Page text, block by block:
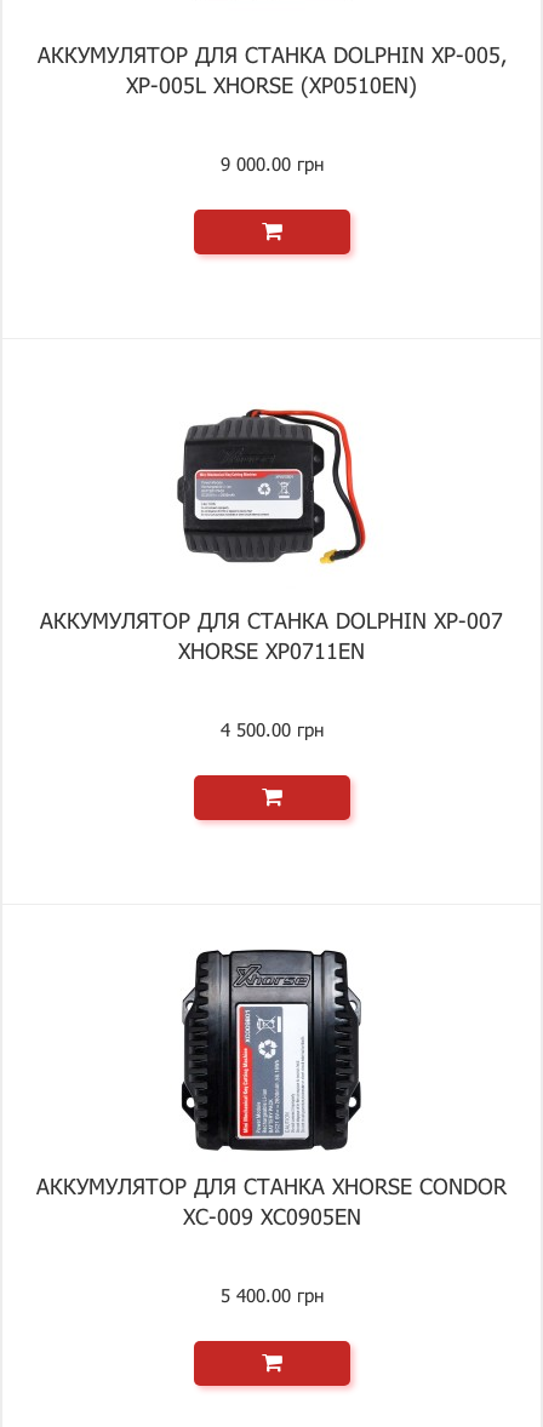
АККУМУЛЯТОР ДЛЯ СТАНКА DOLPHIN XP-005,
XP-005L XHORSE (XP0510EN)
9 000.00 грн
АККУМУЛЯТОР ДЛЯ СТАНКА DOLPHIN XP-007
XHORSE XP0711EN
4 500.00 грн
АККУМУЛЯТОР ДЛЯ СТАНКА XHORSE CONDOR
XC-009 XC0905EN
5 400.00 грн